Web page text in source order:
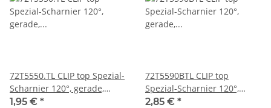
72T5550.TL CLIP top Spezial-
Scharnier 120°, gerade,
ohne Feder, Topf:
1,95 € *
72T5590BTL CLIP top
Spezial-Scharnier 120°,
gerade, ohne Feder, Topf:
2,85 € *